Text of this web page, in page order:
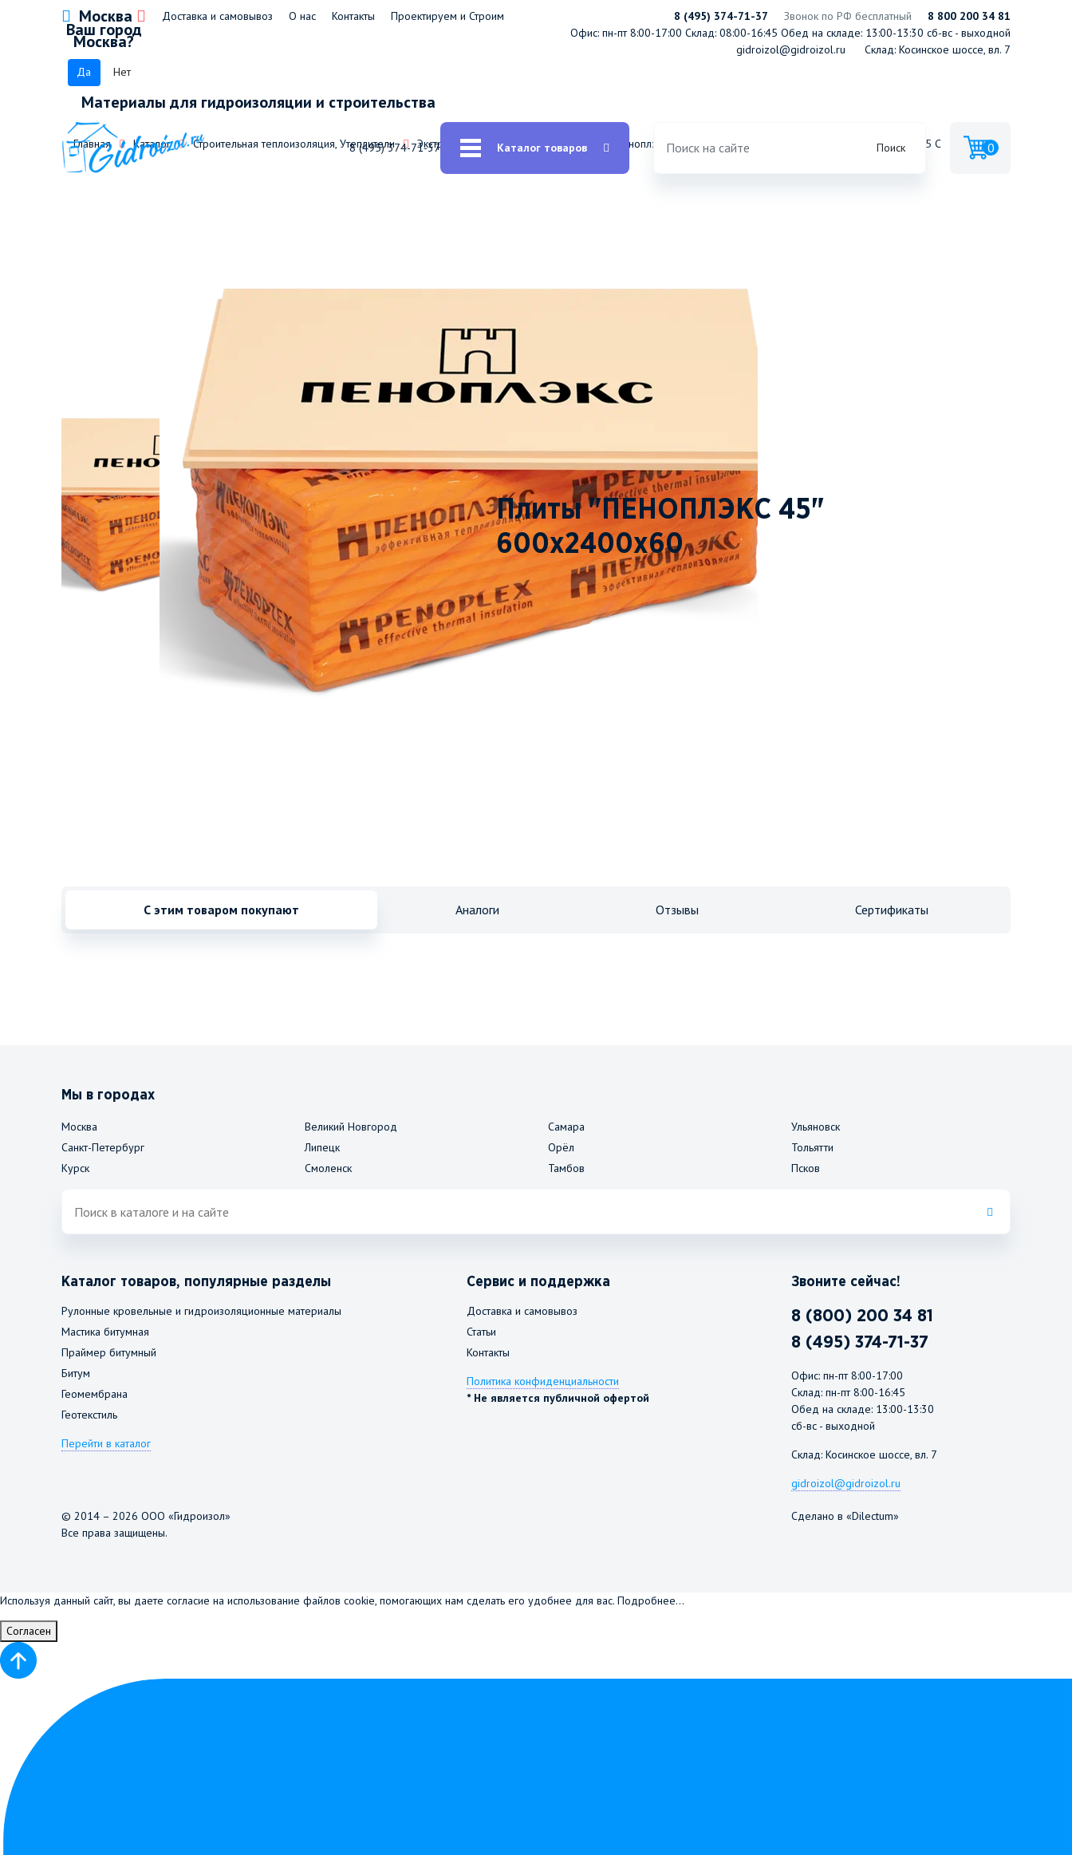
Москва
Ваш город
Москва?
Да Нет
Доставка и самовывоз О нас Контакты Проектируем и Строим
Материалы для гидроизоляции и строительства
8 (495) 374-71-37 Звонок по РФ бесплатный
8 800 200 34 81
Офис: пн-пт 8:00-17:00 Склад: 08:00-16:45 Обед на складе: 13:00-13:30 сб-вс - выходной
gidroizol@gidroizol.ru
Склад: Косинское шоссе, вл. 7
8 (495) 374-71-37 Каталог товаров Поиск 0
Главная Каталог Строительная теплоизоляция, Утеплители Экструдированный пенополистирол Пеноплэкс Экструзионный пенополистирол ПЕНОПЛЭКС® 45 С
Плиты "ПЕНОПЛЭКС 45"
600x2400x60
ПОД ЗАКАЗ
ЗАКАЗАТЬ
С этим товаром покупают Аналоги Отзывы Сертификаты
Мы в городах
Москва
Санкт-Петербург
Курск
Великий Новгород
Липецк
Смоленск
Самара
Орёл
Тамбов
Ульяновск
Тольятти
Псков
Каталог товаров, популярные разделы
Рулонные кровельные и гидроизоляционные материалы
Мастика битумная
Праймер битумный
Битум
Геомембрана
Геотекстиль
Перейти в каталог
Сервис и поддержка
Доставка и самовывоз
Статьи
Контакты
Политика конфиденциальности
* Не является публичной офертой
Звоните сейчас!
8 (800) 200 34 81
8 (495) 374-71-37
Офис: пн-пт 8:00-17:00
Склад: пн-пт 8:00-16:45
Обед на складе: 13:00-13:30
сб-вс - выходной
Склад: Косинское шоссе, вл. 7
gidroizol@gidroizol.ru
© 2014 – 2026 ООО «Гидроизол»
Все права защищены.
Сделано в «Dilectum»
Используя данный сайт, вы даете согласие на использование файлов cookie, помогающих нам сделать его удобнее для вас. Подробнее...
Согласен